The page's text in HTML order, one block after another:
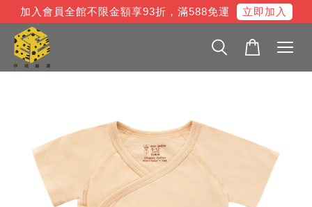
加入會員全館不限金額享93折，滿588免運 立即加入